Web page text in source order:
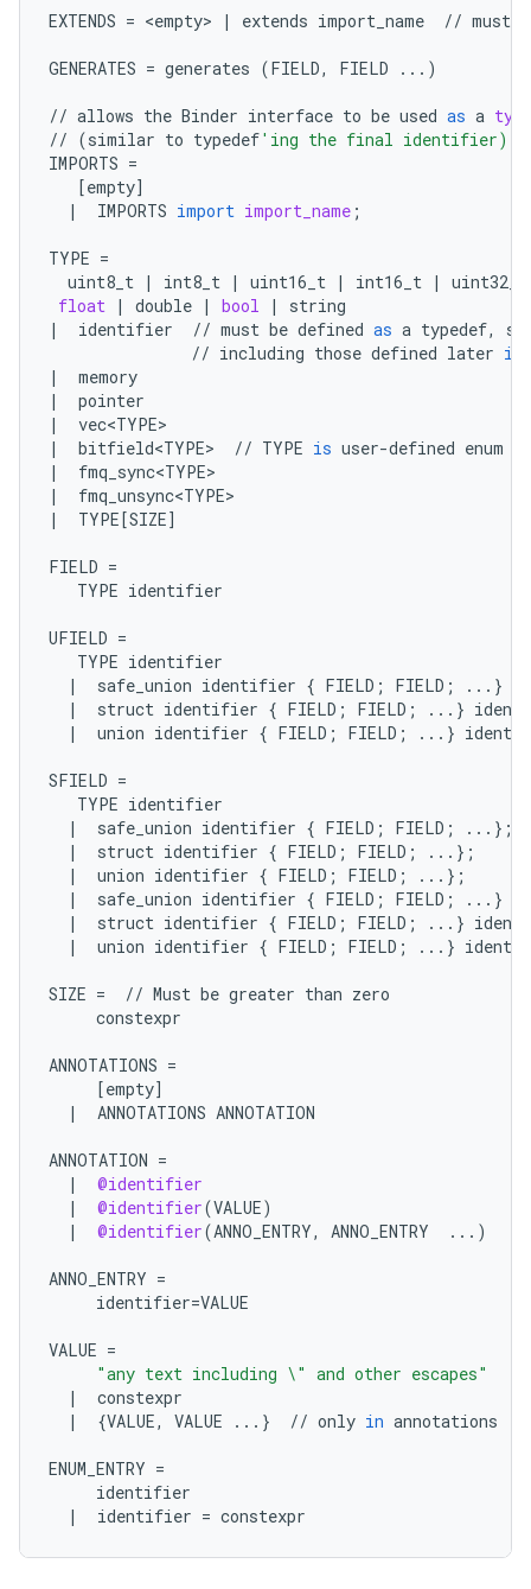
EXTENDS = <empty> | extends import_name // must
GENERATES = generates (FIELD, FIELD ... )
// allows the Binder interface to be used as a type
// (similar to typedef'ing the final identifier)
IMPORTS =
[empty]
|
IMPORTS import import_name ;
TYPE =
uint8_t | int8_t | uint16_t | int16_t |
uint32_t
float | double | bool |
string
|
identifier // must be defined as a typedef,
// including those defined later in
|
memory
|
pointer
|
vec<TYPE>
|
bitfield<TYPE> // TYPE is user-defined enum
|
fmq_sync<TYPE>
|
fmq_unsync<TYPE>
|
TYPE[SIZE]
FIELD =
TYPE identifier
UFIELD =
TYPE identifier
|
safe_union identifier { FIELD ; FIELD ; ... }
|
struct identifier { FIELD ; FIELD ; ... }
|
union identifier { FIELD ; FIELD ; ... }
SFIELD =
TYPE identifier
|
safe_union identifier { FIELD ; FIELD ; ... };
|
struct identifier { FIELD ; FIELD ; ... };
|
union identifier { FIELD ; FIELD ; ... };
|
safe_union identifier { FIELD ; FIELD ; ... }
|
struct identifier { FIELD ; FIELD ; ... }
|
union identifier { FIELD ; FIELD ; ... }
SIZE = // Must be greater than zero
constexpr
ANNOTATIONS =
[empty]
|
ANNOTATIONS ANNOTATION
ANNOTATION =
|
@identifier
|
@identifier(VALUE)
|
@identifier(ANNO_ENTRY, ANNO_ENTRY ... )
ANNO_ENTRY =
identifier=VALUE
VALUE =
"any text including \" and other escapes"
|
constexpr
|
{VALUE, VALUE ... } // only in annotations
ENUM_ENTRY =
identifier
|
identifier = constexpr